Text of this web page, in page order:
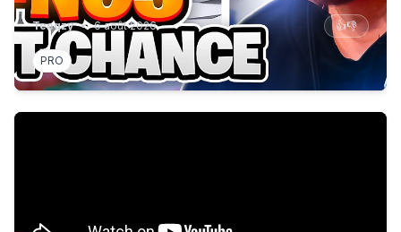
Teeqzy • 6 août 2026 👍👎
PRO
USA: Progressive Democrat beats establishment